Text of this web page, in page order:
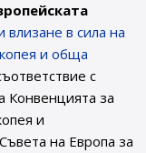
влизане в сила на
и обща
с
Конвенцията за
и
на Европа за